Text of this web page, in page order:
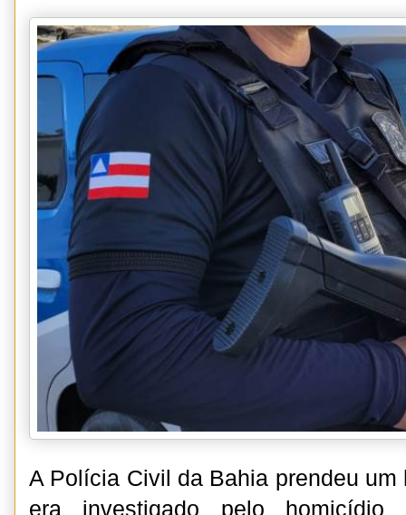
A Polícia Civil da Bahia prendeu
era investigado pelo homicídio